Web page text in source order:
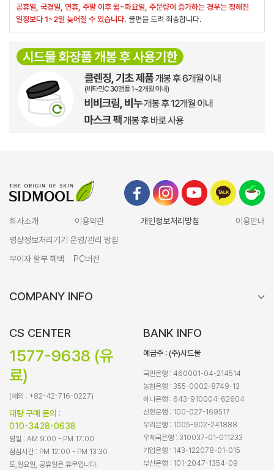
공휴일, 국경일, 연휴, 주말 이후 월~화요일, 주문량이 증가하는 경우는 정해진
일정보다 1~2일 늦어질 수 있습니다. 불편을 드려 죄송합니다.
회사소개 이용약관 개인정보처리방침
이용안내
영상정보처리기기 운영/관리 방침
무이자 할부 혜택
PC버전
COMPANY INFO
CS CENTER
1577-9638 (유
료)
(해외 : +82-42-716-0227)
대량 구매 문의 :
010-3428-0638
평일 : AM 9:00 - PM 17:00
점심시간 : PM 12:00 - PM 13:30
토,일요일, 공휴일은 휴무입니다.
BANK INFO
예금주 : (주)시드물
국민은행 : 460001-04-214514
농협은행 : 355-0002-8749-13
하나은행 : 643-910004-62604
신한은행 : 100-027-169517
우리은행 : 1005-902-241888
우체국은행 : 310037-01-011233
기업은행 : 143-122078-01-015
부산은행 : 101-2047-1354-09